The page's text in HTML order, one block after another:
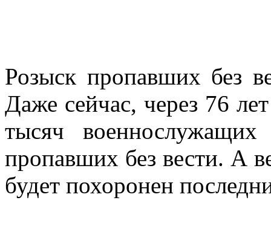
Розыск пропавших без
Даже сейчас, через 76
тысяч
пропавших без вести. А
будет похоронен